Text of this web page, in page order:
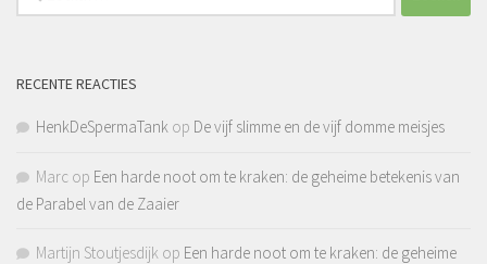
naar:
RECENTE REACTIES
HenkDeSpermaTank op De vijf slimme en de vijf domme meisjes
Marc op Een harde noot om te kraken: de geheime betekenis van
de Parabel van de Zaaier
Martijn Stoutjesdijk op Een harde noot om te kraken: de geheime